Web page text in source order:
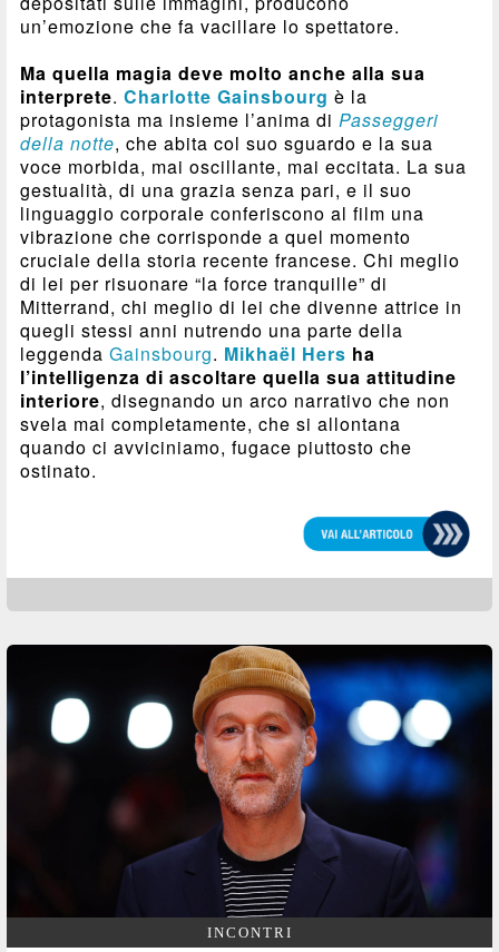
un’emozione che fa vacillare lo spettatore.
Ma quella magia deve molto anche alla sua
interprete.Charlotte Gainsbourg è la
protagonista ma insieme l’anima diPasseggeri
della notte, che abita col suo sguardo e la sua
voce morbida, mai oscillante, mai eccitata. La sua
gestualità, di una grazia senza pari, e il suo
linguaggio corporale conferiscono al film una
vibrazione che corrisponde a quel momento
cruciale della storia recente francese. Chi meglio
di lei per risuonare “la force tranquille” di
Mitterrand, chi meglio di lei che divenne attrice in
quegli stessi anni nutrendo una parte della
leggendaGainsbourg. Mikhaël Hers ha
l’intelligenza di ascoltare quella sua attitudine
interiore, disegnando un arco narrativo che non
svela mai completamente, che si allontana
quando ci avviciniamo, fugace piuttosto che
ostinato.
INCONTRI